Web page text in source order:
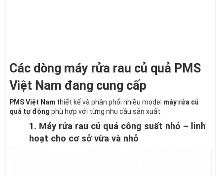
Các dòng máy rửa rau củ quả PMS
Việt Nam đang cung cấp
PMS Việt Nam thiết kế và phân phối nhiều model máy rửa củ
quả tự động phù hợp với từng nhu cầu sản xuất:
1. Máy rửa rau củ quả công suất nhỏ – linh
hoạt cho cơ sở vừa và nhỏ